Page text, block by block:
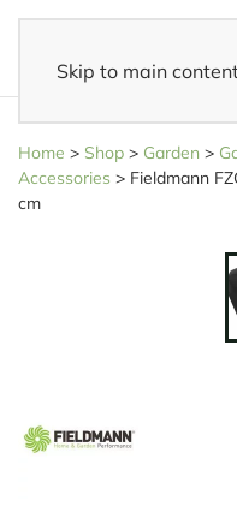
Skip to main
Home > Shop > Garden >
Accessories > Fieldmann
cm